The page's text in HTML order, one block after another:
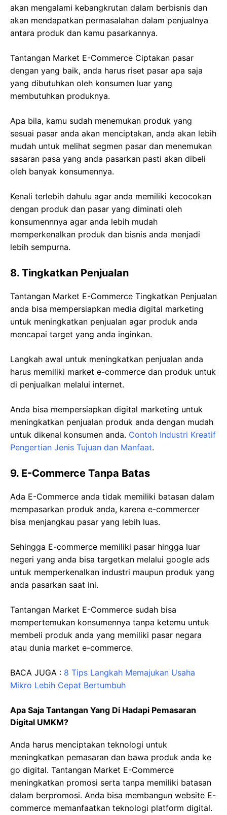
akan mengalami kebangkrutan dalam berbisnis dan
akan mendapatkan permasalahan dalam penjualnya
antara produk dan kamu pasarkannya.
Tantangan Market E-Commerce Ciptakan pasar
dengan yang baik, anda harus riset pasar apa saja
yang dibutuhkan oleh konsumen luar yang
membutuhkan produknya.
Apa bila, kamu sudah menemukan produk yang
sesuai pasar anda akan menciptakan, anda akan lebih
mudah untuk melihat segmen pasar dan menemukan
sasaran pasa yang anda pasarkan pasti akan dibeli
oleh banyak konsumennya.
Kenali terlebih dahulu agar anda memiliki kecocokan
dengan produk dan pasar yang diminati oleh
konsumennnya agar anda lebih mudah
memperkenalkan produk dan bisnis anda menjadi
lebih sempurna.
8. Tingkatkan Penjualan
Tantangan Market E-Commerce Tingkatkan Penjualan
anda bisa mempersiapkan media digital marketing
untuk meningkatkan penjualan agar produk anda
mencapai target yang anda inginkan.
Langkah awal untuk meningkatkan penjualan anda
harus memiliki market e-commerce dan produk untuk
di penjualkan melalui internet.
Anda bisa mempersiapkan digital marketing untuk
meningkatkan penjualan produk anda dengan mudah
untuk dikenal konsumen anda. Contoh Industri Kreatif
Pengertian Jenis Tujuan dan Manfaat.
9. E-Commerce Tanpa Batas
Ada E-Commerce anda tidak memiliki batasan dalam
mempasarkan produk anda, karena e-commercer
bisa menjangkau pasar yang lebih luas.
Sehingga E-commerce memiliki pasar hingga luar
negeri yang anda bisa targetkan melalui google ads
untuk memperkenalkan industri maupun produk yang
anda pasarkan saat ini.
Tantangan Market E-Commerce sudah bisa
mempertemukan konsumennya tanpa ketemu untuk
membeli produk anda yang memiliki pasar negara
atau dunia market e-commerce.
BACA JUGA : 8 Tips Langkah Memajukan Usaha
Mikro Lebih Cepat Bertumbuh
Apa Saja Tantangan Yang Di Hadapi Pemasaran
Digital UMKM?
Anda harus menciptakan teknologi untuk
meningkatkan pemasaran dan bawa produk anda ke
go digital. Tantangan Market E-Commerce
meningkatkan promosi serta tanpa memiliki batasan
dalam berpromosi. Anda bisa membangun website E-
commerce memanfaatkan teknologi platform digital.